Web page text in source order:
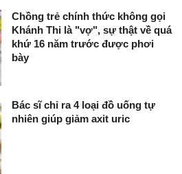
Chồng trẻ chính thức không gọi
Khánh Thi là "vợ", sự thật về quá
khứ 16 năm trước được phơi
bày
Bác sĩ chỉ ra 4 loại đồ uống tự
nhiên giúp giảm axit uric